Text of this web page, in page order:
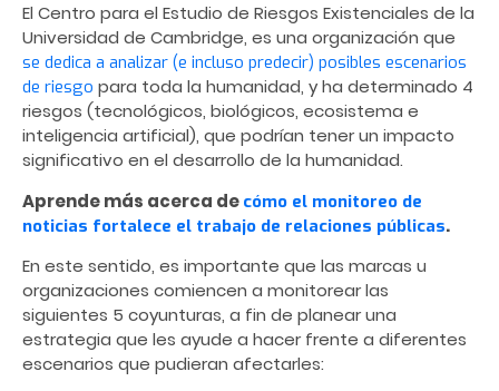
El Centro para el Estudio de Riesgos Existenciales de la
Universidad de Cambridge, es una organización que
se dedica a analizar (e incluso predecir) posibles escenarios
de riesgo para toda la humanidad, y ha determinado 4
riesgos (tecnológicos, biológicos, ecosistema e
inteligencia artificial), que podrían tener un impacto
significativo en el desarrollo de la humanidad.
Aprende más acerca de cómo el monitoreo de
noticias fortalece el trabajo de relaciones públicas.
En este sentido, es importante que las marcas u
organizaciones comiencen a monitorear las
siguientes 5 coyunturas, a fin de planear una
estrategia que les ayude a hacer frente a diferentes
escenarios que pudieran afectarles: